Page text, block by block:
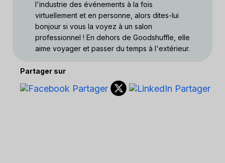
l'industrie des événements à la fois
virtuellement et en personne, alors dites-lui
bonjour si vous la voyez à un salon
professionnel ! En dehors de Goodshuffle, elle
aime voyager et passer du temps à l'extérieur.
Partager sur